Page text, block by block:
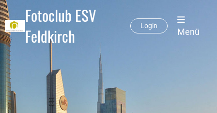
Fotoclub ESV
Feldkirch
Login
Menü